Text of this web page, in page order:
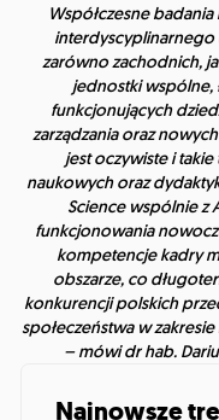
Współczesne
interdyscyplinarnego
zarówno zachodnich,
jednostki wspólne,
funkcjonujących
zarządzania oraz
jest oczywiste i
naukowych oraz
Science wspólnie z
funkcjonowania
kompetencje kadry
obszarze, co
konkurencji polskich
społeczeństwa w
– mówi dr hab.
Najnowsze